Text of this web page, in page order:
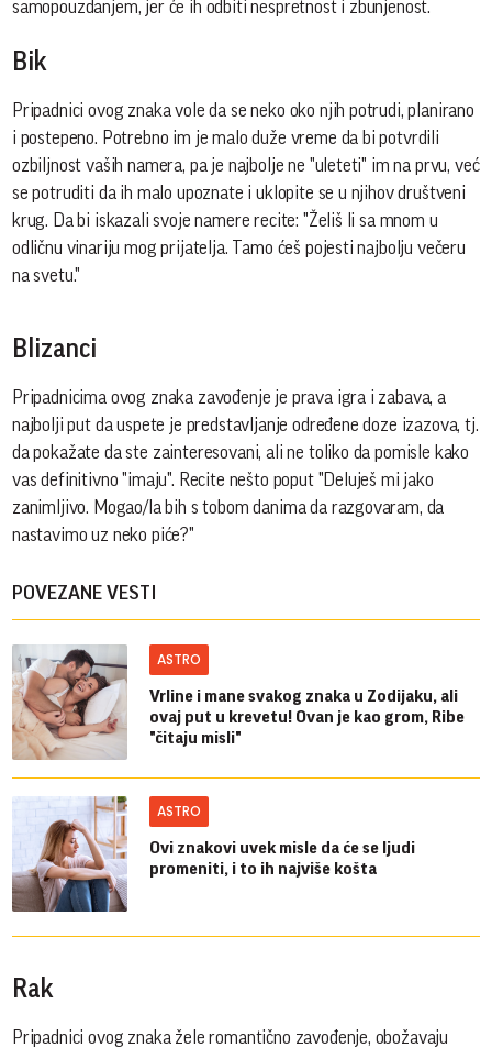
samopouzdanjem, jer će ih odbiti nespretnost i zbunjenost.
Bik
Pripadnici ovog znaka vole da se neko oko njih potrudi, planirano
i postepeno. Potrebno im je malo duže vreme da bi potvrdili
ozbiljnost vaših namera, pa je najbolje ne "uleteti" im na prvu, već
se potruditi da ih malo upoznate i uklopite se u njihov društveni
krug. Da bi iskazali svoje namere recite: "Želiš li sa mnom u
odličnu vinariju mog prijatelja. Tamo ćeš pojesti najbolju večeru
na svetu."
Blizanci
Pripadnicima ovog znaka zavođenje je prava igra i zabava, a
najbolji put da uspete je predstavljanje određene doze izazova, tj.
da pokažate da ste zainteresovani, ali ne toliko da pomisle kako
vas definitivno "imaju". Recite nešto poput "Deluješ mi jako
zanimljivo. Mogao/la bih s tobom danima da razgovaram, da
nastavimo uz neko piće?"
POVEZANE VESTI
ASTRO
Vrline i mane svakog znaka u Zodijaku, ali
ovaj put u krevetu! Ovan je kao grom, Ribe
"čitaju misli"
ASTRO
Ovi znakovi uvek misle da će se ljudi
promeniti, i to ih najviše košta
Rak
Pripadnici ovog znaka žele romantično zavođenje, obožavaju